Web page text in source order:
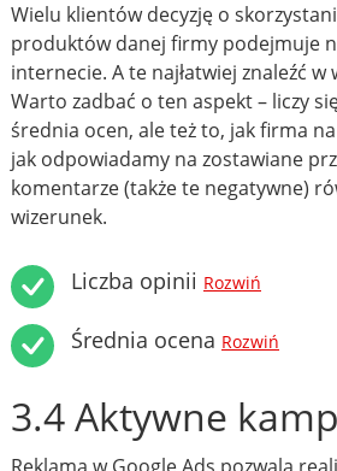
Wielu klientów decyzję o
produktów danej firmy podejmuje
internecie. A te najłatwiej znaleźć w
Warto zadbać o ten aspekt – liczy
średnia ocen, ale też to, jak firma
jak odpowiadamy na zostawiane
komentarze (także te negatywne)
wizerunek.
Liczba opinii Rozwiń
Średnia ocena Rozwiń
3.4 Aktywne